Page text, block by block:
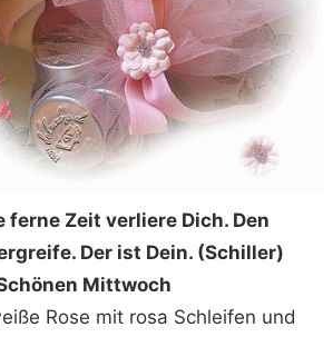
ferne Zeit verliere Dich. Den
Der ist Dein. (Schiller)
Mittwoch
Rose mit rosa Schleifen und